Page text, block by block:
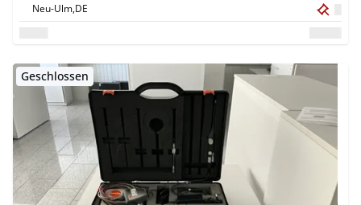
Neu-Ulm,DE
Geschlossen